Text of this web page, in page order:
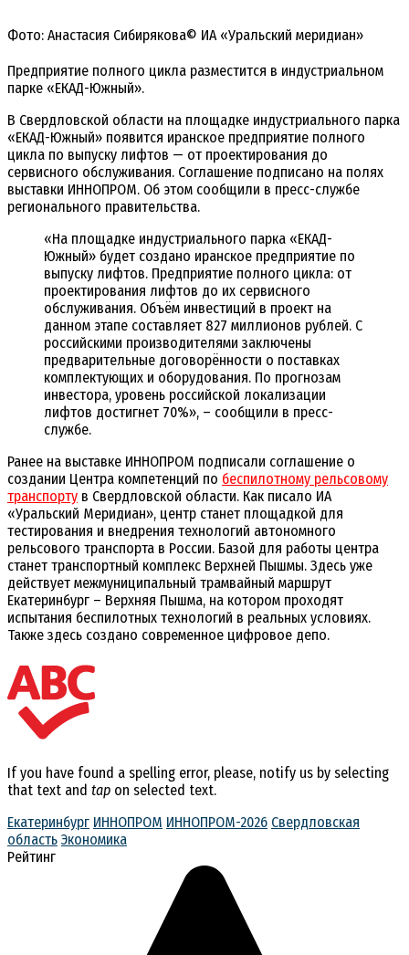
Фото: Анастасия Сибирякова© ИА «Уральский меридиан»
Предприятие полного цикла разместится в индустриальном
парке «ЕКАД-Южный».
В Свердловской области на площадке индустриального парка
«ЕКАД-Южный» появится иранское предприятие полного
цикла по выпуску лифтов — от проектирования до
сервисного обслуживания. Соглашение подписано на полях
выставки ИННОПРОМ. Об этом сообщили в пресс-службе
регионального правительства.
«На площадке индустриального парка «ЕКАД-
Южный» будет создано иранское предприятие по
выпуску лифтов. Предприятие полного цикла: от
проектирования лифтов до их сервисного
обслуживания. Объём инвестиций в проект на
данном этапе составляет 827 миллионов рублей. С
российскими производителями заключены
предварительные договорённости о поставках
комплектующих и оборудования. По прогнозам
инвестора, уровень российской локализации
лифтов достигнет 70%», – сообщили в пресс-
службе.
Ранее на выставке ИННОПРОМ подписали соглашение о
создании Центра компетенций по беспилотному рельсовому
транспорту в Свердловской области. Как писало ИА
«Уральский Меридиан», центр станет площадкой для
тестирования и внедрения технологий автономного
рельсового транспорта в России. Базой для работы центра
станет транспортный комплекс Верхней Пышмы. Здесь уже
действует межмуниципальный трамвайный маршрут
Екатеринбург – Верхняя Пышма, на котором проходят
испытания беспилотных технологий в реальных условиях.
Также здесь создано современное цифровое депо.
If you have found a spelling error, please, notify us by selecting
that text and tap on selected text.
Екатеринбург ИННОПРОМ ИННОПРОМ-2026 Свердловская
область Экономика
Рейтинг